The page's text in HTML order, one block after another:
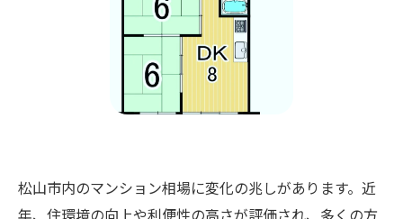
松山市内のマンション相場に変化の兆しがあります。近